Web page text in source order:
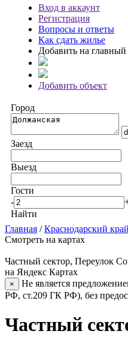
Вход в аккаунт
Регистрация
Вопросы и ответы
Как сдать жилье
Добавить на главный
Добавить объект
Город
Заезд
Выезд
Гости
-
Найти
Главная /Краснодарский край
Смотреть на картах
Частный сектор, Переулок
на Яндекс Картах
×
Не является
РФ, ст.209 ГК РФ), без
Частный